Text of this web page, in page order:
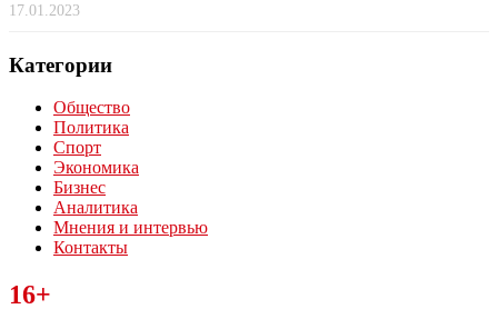
17.01.2023
Категории
Общество
Политика
Спорт
Экономика
Бизнес
Аналитика
Мнения и интервью
Контакты
Читайте последние новости дня в Тульской области на сайте
“ЗаНовомосковск”
16+